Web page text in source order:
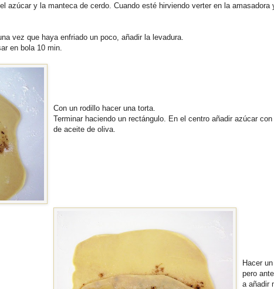
azúcar y la manteca de cerdo. Cuando esté hirviendo verter en la amasadora
vez que haya enfriado un poco, añadir la levadura.
en bola 10 min.
Con un rodillo hacer una torta.
Terminar haciendo un rectángulo. En el centro añadir azúcar
de aceite de oliva.
Hacer
pero
a añadir